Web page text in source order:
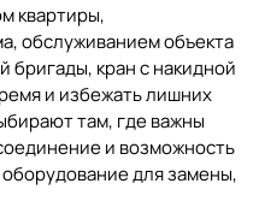
квартиры,
обслуживанием объекта
бригады, кран с накидной
и избежать лишних
там, где важны
и возможность
для замены,